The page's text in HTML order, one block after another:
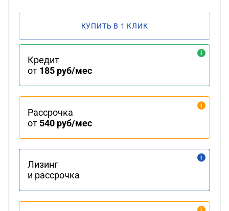
КУПИТЬ В 1 КЛИК
Кредит
от 185 руб/мес
Рассрочка
от 540 руб/мес
Лизинг
и рассрочка